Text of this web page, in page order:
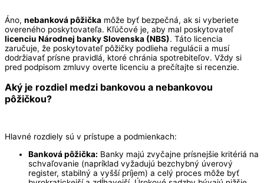
Áno, nebanková pôžička môže byť bezpečná, ak si vyberiete
overeného poskytovateľa. Kľúčové je, aby mal poskytovateľ
licenciu Národnej banky Slovenska (NBS). Táto licencia
zaručuje, že poskytovateľ pôžičky podlieha regulácii a musí
dodržiavať prísne pravidlá, ktoré chránia spotrebiteľov. Vždy si
pred podpisom zmluvy overte licenciu a prečítajte si recenzie.
Aký je rozdiel medzi bankovou a nebankovou
pôžičkou?
Hlavné rozdiely sú v prístupe a podmienkach:
Banková pôžička: Banky majú zvyčajne prísnejšie kritériá na
schvaľovanie (napríklad vyžadujú bezchybný úverový
register, stabilný a vyšší príjem) a celý proces môže byť